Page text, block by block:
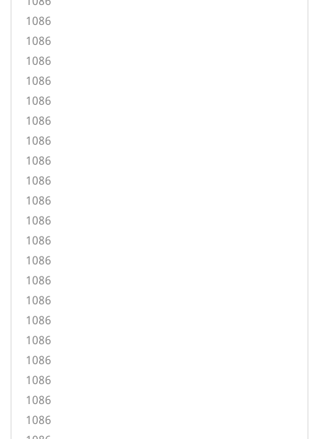
1086
1086
1086
1086
1086
1086
1086
1086
1086
1086
1086
1086
1086
1086
1086
1086
1086
1086
1086
1086
1086